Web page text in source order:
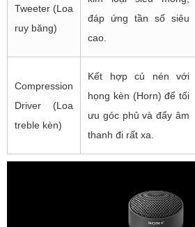
Tweeter (Loa
ruy băng)
đáp ứng tần số siêu
cao.
Compression
Driver (Loa
treble kèn)
Kết hợp củ nén với
họng kèn (Horn) để tối
ưu góc phủ và đẩy âm
thanh đi rất xa.